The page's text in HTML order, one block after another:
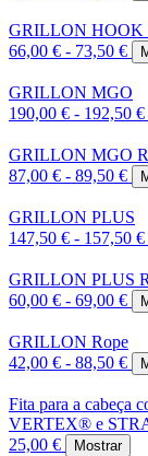
GRILLON HOOK
66,00 € - 73,50 €
GRILLON MGO
190,00 € - 192,50 €
GRILLON MGO
87,00 € - 89,50 €
GRILLON PLUS
147,50 € - 157,50 €
GRILLON PLUS
60,00 € - 69,00 €
GRILLON Rope
42,00 € - 88,50 €
Fita para a cabeça
VERTEX® e
25,00 €
Mostrar